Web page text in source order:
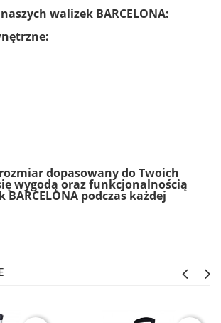
walizek BARCELONA:
dopasowany do Twoich
wygodą orazfunkcjonalnością
podczas każdej